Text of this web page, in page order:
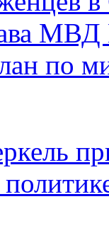
МВД
по